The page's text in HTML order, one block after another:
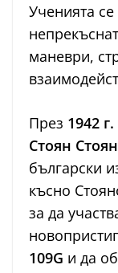
Ученията се
маневри,
През 1942 г.
Стоян
български
късно
за да
109G и да